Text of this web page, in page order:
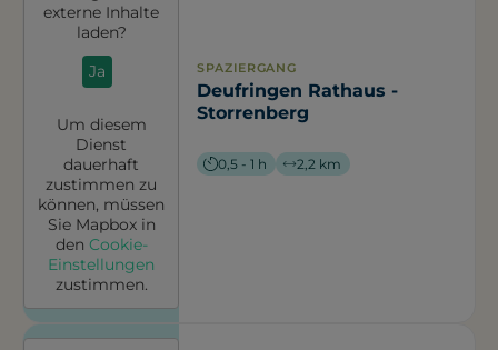
externe Inhalte
laden?
Ja
Um diesem
Dienst
dauerhaft
zustimmen zu
können, müssen
Sie Mapboxin
den Cookie-
Einstellungen
zustimmen.
SPAZIERGANG
Deufringen Rathaus -
Storrenberg
0,5 - 1 h 2,2 km